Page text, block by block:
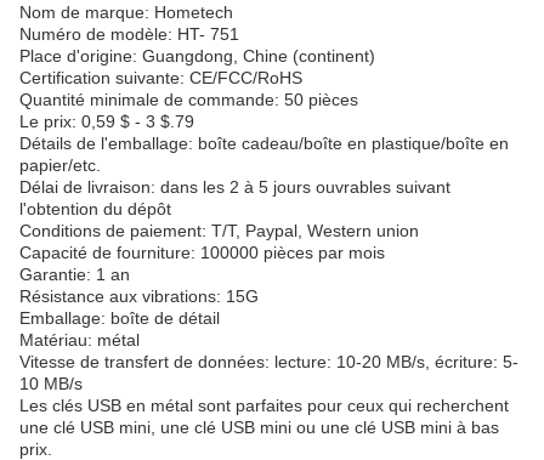
Nom de marque: Hometech
Numéro de modèle: HT- 751
Place d'origine: Guangdong, Chine (continent)
Certification suivante: CE/FCC/RoHS
Quantité minimale de commande: 50 pièces
Le prix: 0,59 $ - 3 $.79
Détails de l'emballage: boîte cadeau/boîte en plastique/boîte en
papier/etc.
Délai de livraison: dans les 2 à 5 jours ouvrables suivant
l'obtention du dépôt
Conditions de paiement: T/T, Paypal, Western union
Capacité de fourniture: 100000 pièces par mois
Garantie: 1 an
Résistance aux vibrations: 15G
Emballage: boîte de détail
Matériau: métal
Vitesse de transfert de données: lecture: 10-20 MB/s, écriture: 5-
10 MB/s
Les clés USB en métal sont parfaites pour ceux qui recherchent
une clé USB mini, une clé USB mini ou une clé USB mini à bas
prix.